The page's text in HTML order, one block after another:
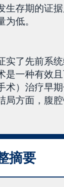
生存期的证
低。
实了先前系
是一种有效
术）治疗早
局方面，腹
摘要